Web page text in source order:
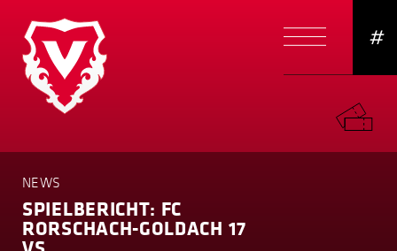
#
NEWS
SPIELBERICHT: FC
RORSCHACH-GOLDACH 17